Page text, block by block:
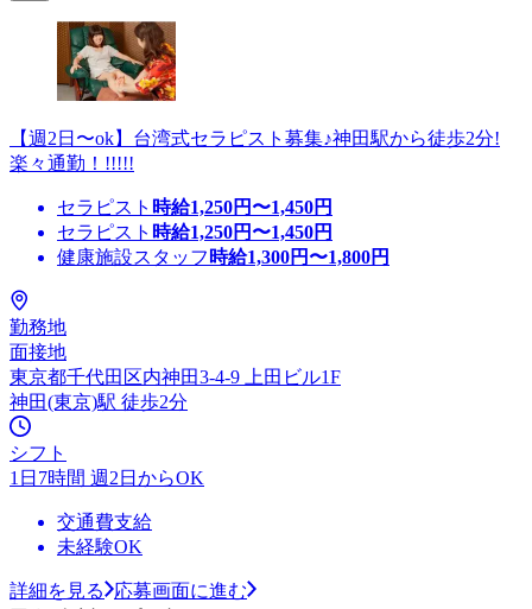
【週2日〜ok】台湾式セラピスト募集♪神田駅から徒歩2分!
楽々通勤！!!!!!
セラピスト 時給1,250円〜1,450円
セラピスト 時給1,250円〜1,450円
健康施設スタッフ 時給1,300円〜1,800円
勤務地
面接地
東京都千代田区内神田3-4-9 上田ビル1F
神田(東京)駅 徒歩2分
シフト
1日7時間 週2日からOK
交通費支給
未経験OK
詳細を見る
応募画面に進む